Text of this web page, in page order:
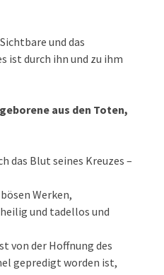
und das
ist durch ihn und zu ihm
aus den Toten,
das Blut seines Kreuzes –
Werken,
und tadellos und
von der Hoffnung des
gepredigt worden ist,